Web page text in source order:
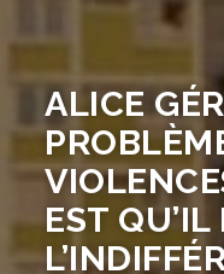
ALICE
EST